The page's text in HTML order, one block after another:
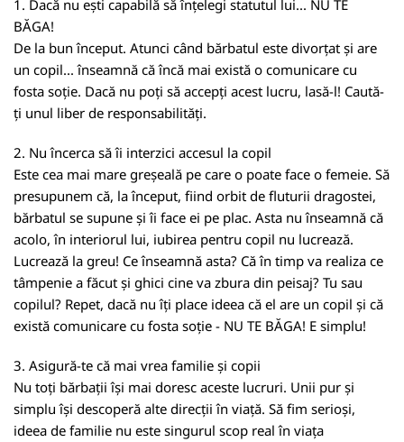
1. Dacă nu ești capabilă să înțelegi statutul lui... NU TE
BĂGA!
De la bun început. Atunci când bărbatul este divorțat și are
un copil... înseamnă că încă mai există o comunicare cu
fosta soție. Dacă nu poți să accepți acest lucru, lasă-l! Caută-
ți unul liber de responsabilități.
2. Nu încerca să îi interzici accesul la copil
Este cea mai mare greșeală pe care o poate face o femeie. Să
presupunem că, la început, fiind orbit de fluturii dragostei,
bărbatul se supune și îi face ei pe plac. Asta nu înseamnă că
acolo, în interiorul lui, iubirea pentru copil nu lucrează.
Lucrează la greu! Ce înseamnă asta? Că în timp va realiza ce
tâmpenie a făcut și ghici cine va zbura din peisaj? Tu sau
copilul? Repet, dacă nu îți place ideea că el are un copil și că
există comunicare cu fosta soție - NU TE BĂGA! E simplu!
3. Asigură-te că mai vrea familie și copii
Nu toți bărbații își mai doresc aceste lucruri. Unii pur și
simplu își descoperă alte direcții în viață. Să fim serioși,
ideea de familie nu este singurul scop real în viața